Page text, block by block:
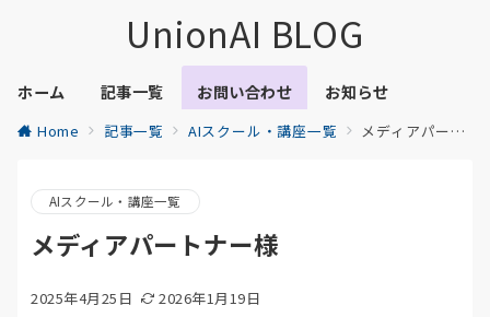
UnionAI BLOG
ホーム 記事一覧 お問い合わせ お知らせ
Home 記事一覧 AIスクール・講座一覧 メディアパートナー様
AIスクール・講座一覧
メディアパートナー様
2025年4月25日 2026年1月19日